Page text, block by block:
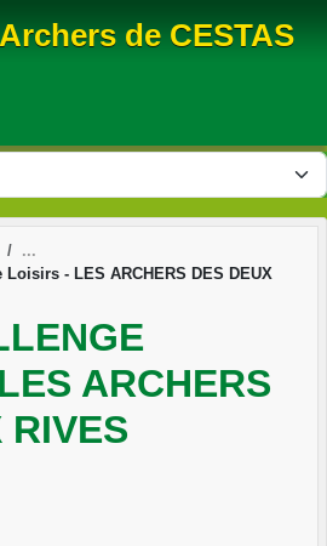
de CESTAS
Loisirs - LES ARCHERS DES DEUX
ARCHERS
RIVES